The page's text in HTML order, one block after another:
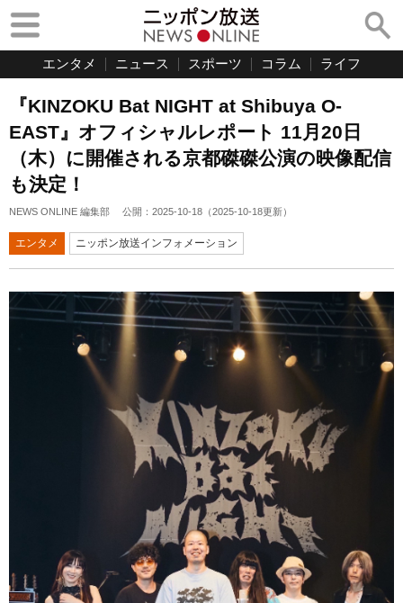
エンタメ ニュース スポーツ コラム ライフ
『KINZOKU Bat NIGHT at Shibuya O-
EAST』オフィシャルレポート 11月20日
（木）に開催される京都磔磔公演の映像配信
も決定！
NEWS ONLINE 編集部 公開： 2025-10-18 （2025-10-18更新）
エンタメ ニッポン放送インフォメーション